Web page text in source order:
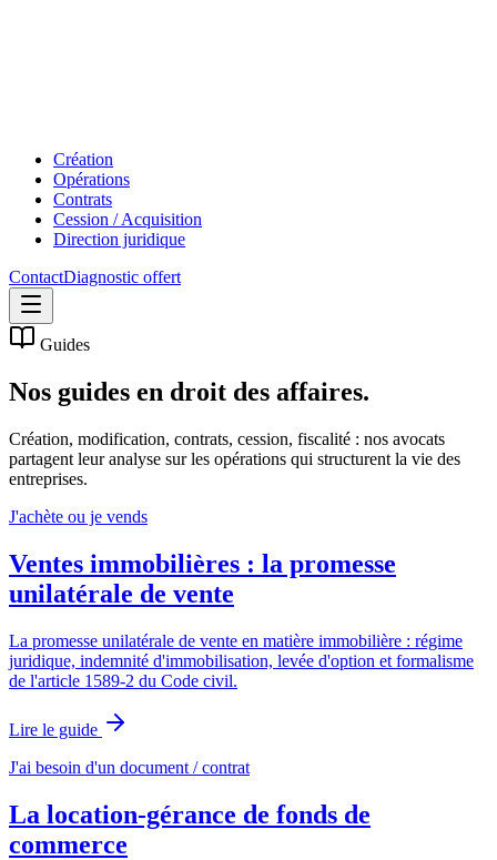
Création
Opérations
Contrats
Cession / Acquisition
Direction juridique
ContactDiagnostic offert
Guides
Nos guides en droit des affaires.
Création, modification, contrats, cession, fiscalité : nos avocats
partagent leur analyse sur les opérations qui structurent la vie des
entreprises.
J'achète ou je vends
Ventes immobilières : la promesse
unilatérale de vente
La promesse unilatérale de vente en matière immobilière : régime
juridique, indemnité d'immobilisation, levée d'option et formalisme
de l'article 1589-2 du Code civil.
Lire le guide
J'ai besoin d'un document / contrat
La location-gérance de fonds de
commerce